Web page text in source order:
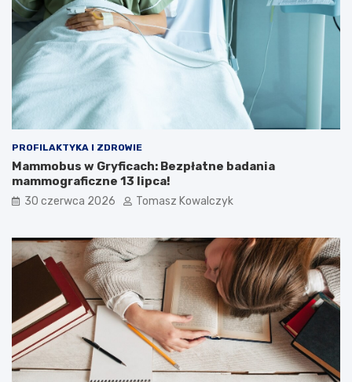
PROFILAKTYKA I ZDROWIE
Mammobus w Gryficach: Bezpłatne badania
mammograficzne 13 lipca!
30 czerwca 2026 Tomasz Kowalczyk